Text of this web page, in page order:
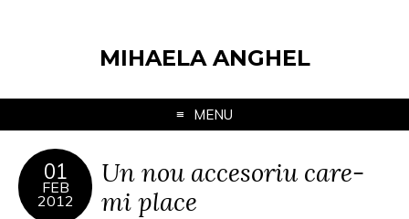
MIHAELA ANGHEL
MENU
01
FEB
2012
Un nou accesoriu care-
mi place